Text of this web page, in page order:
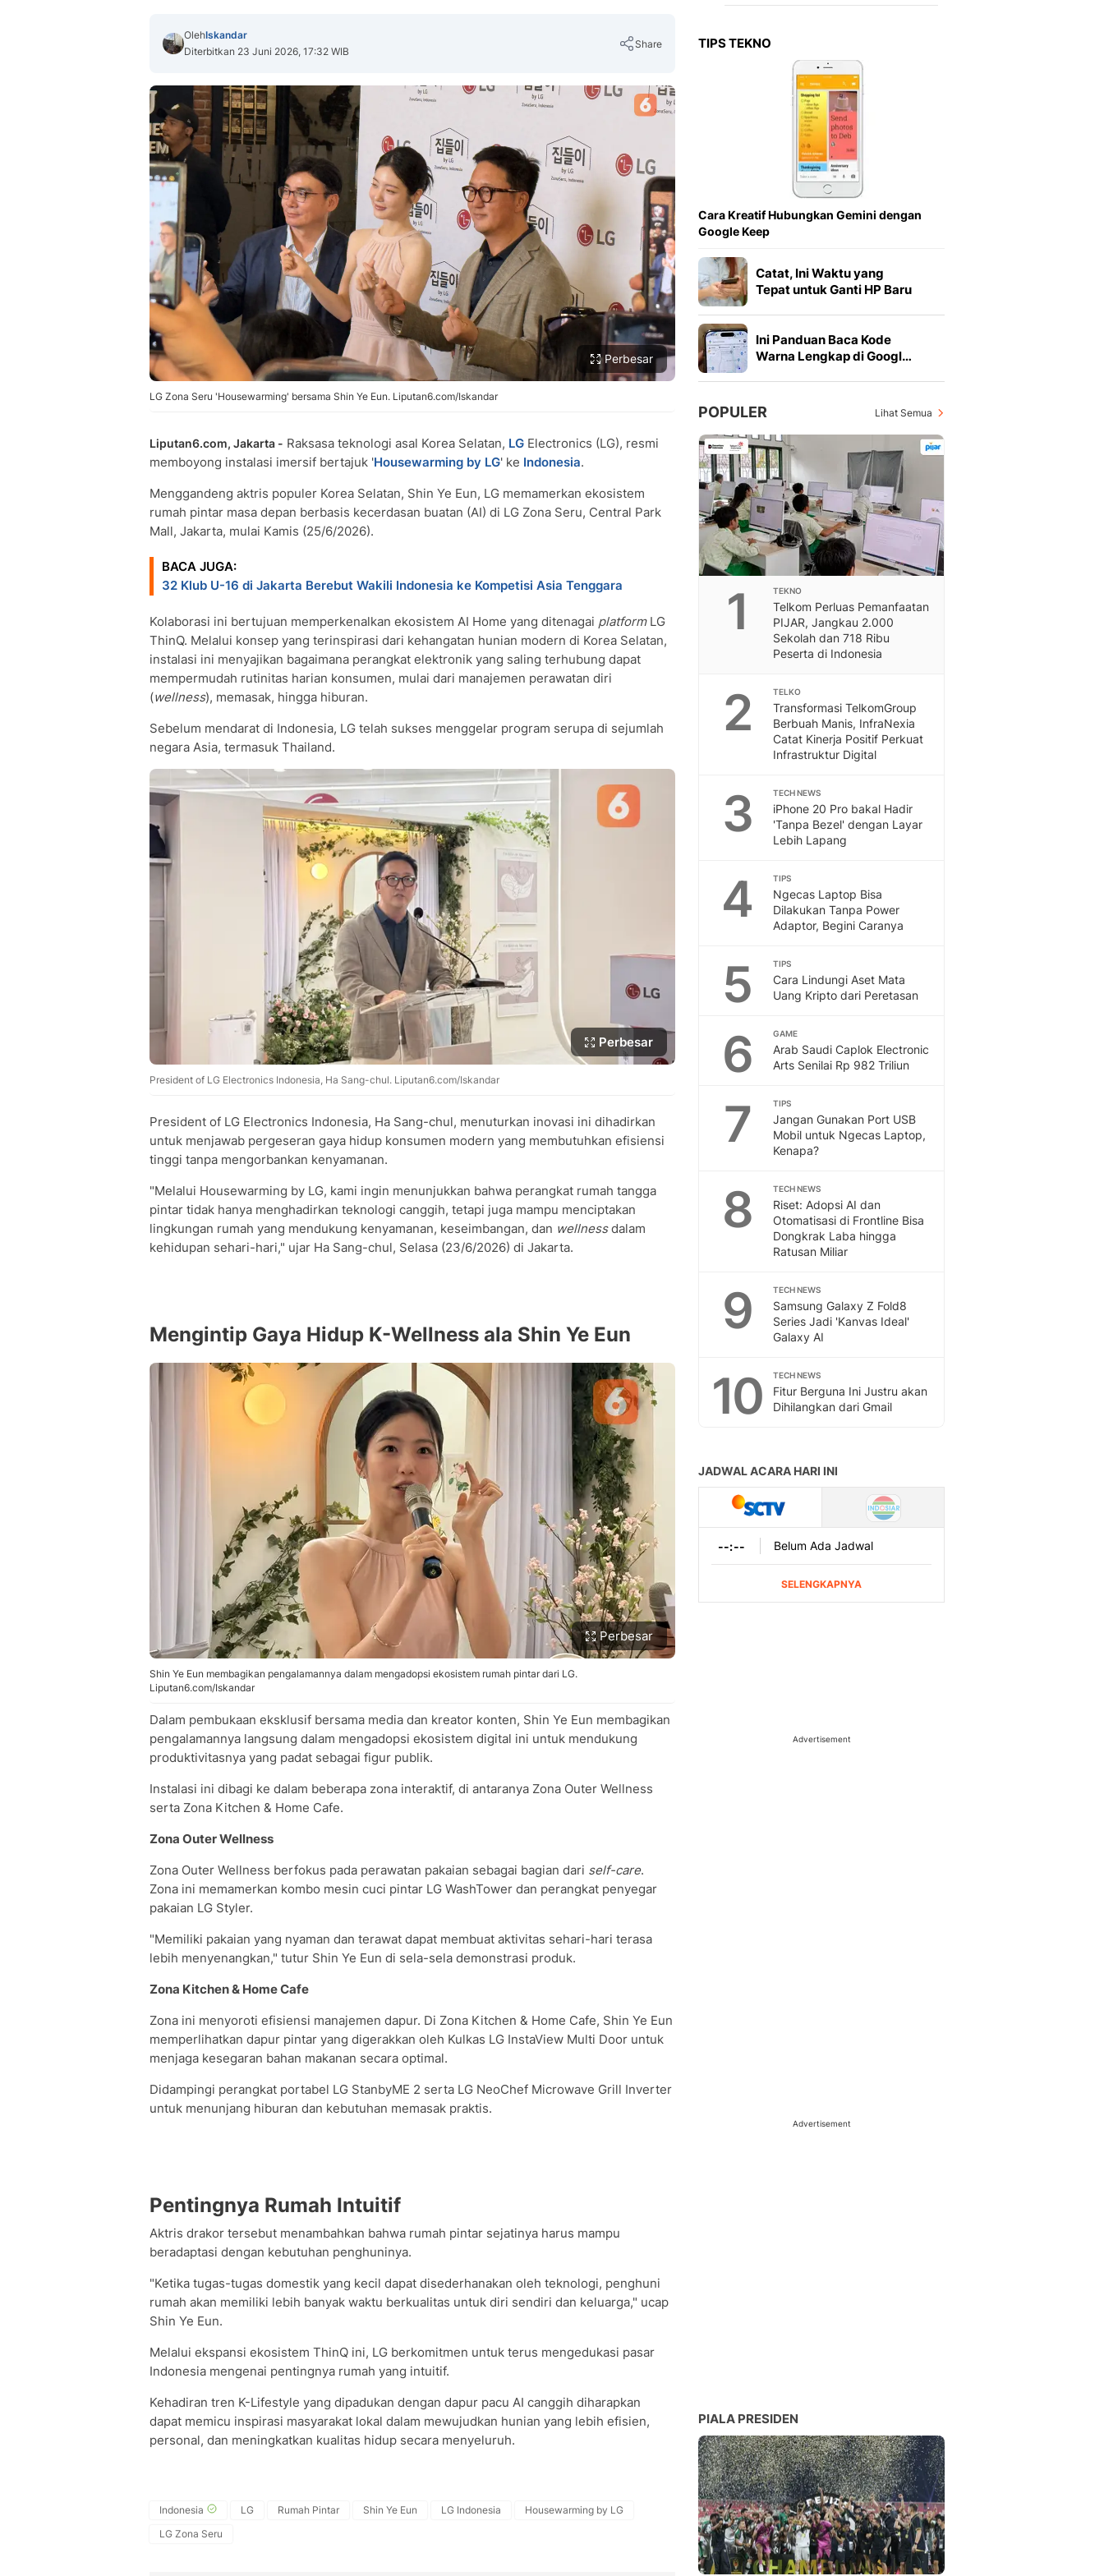
OlehIskandar
Diterbitkan 23 Juni 2026, 17:32 WIB
Share
Perbesar
LG Zona Seru 'Housewarming' bersama Shin Ye Eun. Liputan6.com/Iskandar
Liputan6.com, Jakarta - Raksasa teknologi asal Korea Selatan, LG Electronics (LG), resmi
memboyong instalasi imersif bertajuk 'Housewarming by LG' ke Indonesia.
Menggandeng aktris populer Korea Selatan, Shin Ye Eun, LG memamerkan ekosistem
rumah pintar masa depan berbasis kecerdasan buatan (AI) di LG Zona Seru, Central Park
Mall, Jakarta, mulai Kamis (25/6/2026).
BACA JUGA:
32 Klub U-16 di Jakarta Berebut Wakili Indonesia ke Kompetisi Asia Tenggara
Kolaborasi ini bertujuan memperkenalkan ekosistem AI Home yang ditenagai platformLG
ThinQ. Melalui konsep yang terinspirasi dari kehangatan hunian modern di Korea Selatan,
instalasi ini menyajikan bagaimana perangkat elektronik yang saling terhubung dapat
mempermudah rutinitas harian konsumen, mulai dari manajemen perawatan diri
(wellness), memasak, hingga hiburan.
Sebelum mendarat di Indonesia, LG telah sukses menggelar program serupa di sejumlah
negara Asia, termasuk Thailand.
Perbesar
President of LG Electronics Indonesia, Ha Sang-chul. Liputan6.com/Iskandar
President of LG Electronics Indonesia, Ha Sang-chul, menuturkan inovasi ini dihadirkan
untuk menjawab pergeseran gaya hidup konsumen modern yang membutuhkan efisiensi
tinggi tanpa mengorbankan kenyamanan.
"Melalui Housewarming by LG, kami ingin menunjukkan bahwa perangkat rumah tangga
pintar tidak hanya menghadirkan teknologi canggih, tetapi juga mampu menciptakan
lingkungan rumah yang mendukung kenyamanan, keseimbangan, dan wellnessdalam
kehidupan sehari-hari," ujar Ha Sang-chul, Selasa (23/6/2026) di Jakarta.
Mengintip Gaya Hidup K-Wellness ala Shin Ye Eun
Perbesar
Shin Ye Eun membagikan pengalamannya dalam mengadopsi ekosistem rumah pintar dari LG.
Liputan6.com/Iskandar
Dalam pembukaan eksklusif bersama media dan kreator konten, Shin Ye Eun membagikan
pengalamannya langsung dalam mengadopsi ekosistem digital ini untuk mendukung
produktivitasnya yang padat sebagai figur publik.
Instalasi ini dibagi ke dalam beberapa zona interaktif, di antaranya Zona Outer Wellness
serta Zona Kitchen & Home Cafe.
Zona Outer Wellness
Zona Outer Wellness berfokus pada perawatan pakaian sebagai bagian dari self-care.
Zona ini memamerkan kombo mesin cuci pintar LG WashTower dan perangkat penyegar
pakaian LG Styler.
"Memiliki pakaian yang nyaman dan terawat dapat membuat aktivitas sehari-hari terasa
lebih menyenangkan," tutur Shin Ye Eun di sela-sela demonstrasi produk.
Zona Kitchen & Home Cafe
Zona ini menyoroti efisiensi manajemen dapur. Di Zona Kitchen & Home Cafe, Shin Ye Eun
memperlihatkan dapur pintar yang digerakkan oleh Kulkas LG InstaView Multi Door untuk
menjaga kesegaran bahan makanan secara optimal.
Didampingi perangkat portabel LG StanbyME 2 serta LG NeoChef Microwave Grill Inverter
untuk menunjang hiburan dan kebutuhan memasak praktis.
Pentingnya Rumah Intuitif
Aktris drakor tersebut menambahkan bahwa rumah pintar sejatinya harus mampu
beradaptasi dengan kebutuhan penghuninya.
"Ketika tugas-tugas domestik yang kecil dapat disederhanakan oleh teknologi, penghuni
rumah akan memiliki lebih banyak waktu berkualitas untuk diri sendiri dan keluarga," ucap
Shin Ye Eun.
Melalui ekspansi ekosistem ThinQ ini, LG berkomitmen untuk terus mengedukasi pasar
Indonesia mengenai pentingnya rumah yang intuitif.
Kehadiran tren K-Lifestyle yang dipadukan dengan dapur pacu AI canggih diharapkan
dapat memicu inspirasi masyarakat lokal dalam mewujudkan hunian yang lebih efisien,
personal, dan meningkatkan kualitas hidup secara menyeluruh.
Indonesia LG Rumah Pintar Shin Ye Eun LG Indonesia
Housewarming by LG
LG Zona Seru
TIPS TEKNO
Cara Kreatif Hubungkan Gemini dengan
Google Keep
Catat, Ini Waktu yang
Tepat untuk Ganti HP Baru
Ini Panduan Baca Kode
Warna Lengkap di Googl…
POPULER Lihat Semua
1 TEKNO
Telkom Perluas Pemanfaatan
PIJAR, Jangkau 2.000
Sekolah dan 718 Ribu
Peserta di Indonesia
2 TELKO
Transformasi TelkomGroup
Berbuah Manis, InfraNexia
Catat Kinerja Positif Perkuat
Infrastruktur Digital
3 TECH NEWS
iPhone 20 Pro bakal Hadir
'Tanpa Bezel' dengan Layar
Lebih Lapang
4 TIPS
Ngecas Laptop Bisa
Dilakukan Tanpa Power
Adaptor, Begini Caranya
5 TIPS
Cara Lindungi Aset Mata
Uang Kripto dari Peretasan
6 GAME
Arab Saudi Caplok Electronic
Arts Senilai Rp 982 Triliun
7 TIPS
Jangan Gunakan Port USB
Mobil untuk Ngecas Laptop,
Kenapa?
8 TECH NEWS
Riset: Adopsi AI dan
Otomatisasi di Frontline Bisa
Dongkrak Laba hingga
Ratusan Miliar
9 TECH NEWS
Samsung Galaxy Z Fold8
Series Jadi 'Kanvas Ideal'
Galaxy AI
10 TECH NEWS
Fitur Berguna Ini Justru akan
Dihilangkan dari Gmail
Advertisement
Advertisement
PIALA PRESIDEN